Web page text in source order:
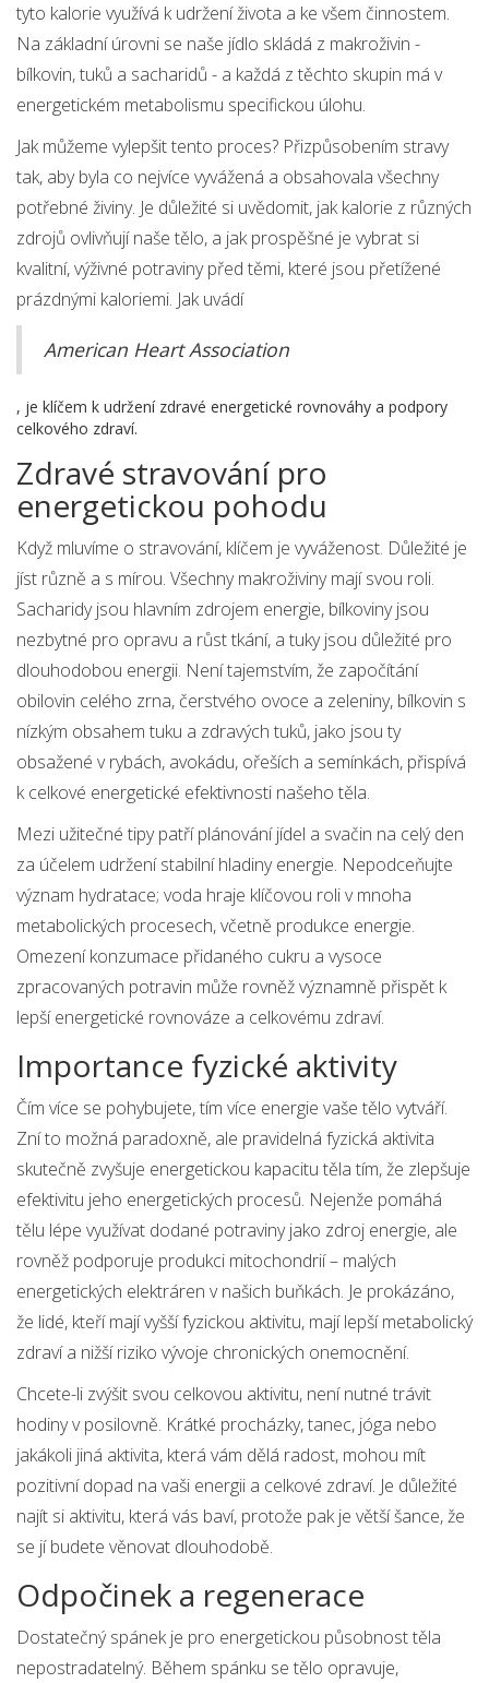
tyto kalorie využívá k udržení života a ke všem činnostem.
Na základní úrovni se naše jídlo skládá z makroživin -
bílkovin, tuků a sacharidů - a každá z těchto skupin má v
energetickém metabolismu specifickou úlohu.
Jak můžeme vylepšit tento proces? Přizpůsobením stravy
tak, aby byla co nejvíce vyvážená a obsahovala všechny
potřebné živiny. Je důležité si uvědomit, jak kalorie z různých
zdrojů ovlivňují naše tělo, a jak prospěšné je vybrat si
kvalitní, výživné potraviny před těmi, které jsou přetížené
prázdnými kaloriemi. Jak uvádí
American Heart Association
, je klíčem k udržení zdravé energetické rovnováhy a podpory
celkového zdraví.
Zdravé stravování pro
energetickou pohodu
Když mluvíme o stravování, klíčem je vyváženost. Důležité je
jíst různě a s mírou. Všechny makroživiny mají svou roli.
Sacharidy jsou hlavním zdrojem energie, bílkoviny jsou
nezbytné pro opravu a růst tkání, a tuky jsou důležité pro
dlouhodobou energii. Není tajemstvím, že započítání
obilovin celého zrna, čerstvého ovoce a zeleniny, bílkovin s
nízkým obsahem tuku a zdravých tuků, jako jsou ty
obsažené v rybách, avokádu, ořeších a semínkách, přispívá
k celkové energetické efektivnosti našeho těla.
Mezi užitečné tipy patří plánování jídel a svačin na celý den
za účelem udržení stabilní hladiny energie. Nepodceňujte
význam hydratace; voda hraje klíčovou roli v mnoha
metabolických procesech, včetně produkce energie.
Omezení konzumace přidaného cukru a vysoce
zpracovaných potravin může rovněž významně přispět k
lepší energetické rovnováze a celkovému zdraví.
Importance fyzické aktivity
Čím více se pohybujete, tím více energie vaše tělo vytváří.
Zní to možná paradoxně, ale pravidelná fyzická aktivita
skutečně zvyšuje energetickou kapacitu těla tím, že zlepšuje
efektivitu jeho energetických procesů. Nejenže pomáhá
tělu lépe využívat dodané potraviny jako zdroj energie, ale
rovněž podporuje produkci mitochondrií – malých
energetických elektráren v našich buňkách. Je prokázáno,
že lidé, kteří mají vyšší fyzickou aktivitu, mají lepší metabolický
zdraví a nižší riziko vývoje chronických onemocnění.
Chcete-li zvýšit svou celkovou aktivitu, není nutné trávit
hodiny v posilovně. Krátké procházky, tanec, jóga nebo
jakákoli jiná aktivita, která vám dělá radost, mohou mít
pozitivní dopad na vaši energii a celkové zdraví. Je důležité
najít si aktivitu, která vás baví, protože pak je větší šance, že
se jí budete věnovat dlouhodobě.
Odpočinek a regenerace
Dostatečný spánek je pro energetickou působnost těla
nepostradatelný. Během spánku se tělo opravuje,